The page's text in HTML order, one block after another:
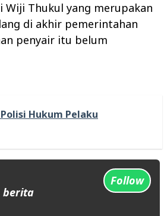
Thukul yang merupakan
di akhir pemerintahan
penyair itu belum
Hukum Pelaku
berita
Follow